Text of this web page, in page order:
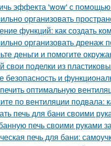
эффекта 'wow' с
организовать
функций: как создать
организовать дренаж
деньги и помогите
свои поделки из
безопасность и
оптимальную
по вентиляции подвала:
печь для бани своими
печь своими руками
печь для бани: